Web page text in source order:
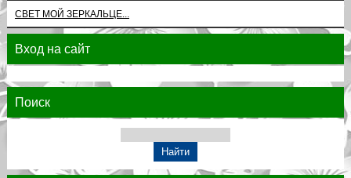
СВЕТ МОЙ ЗЕРКАЛЬЦЕ...
Вход на сайт
Поиск